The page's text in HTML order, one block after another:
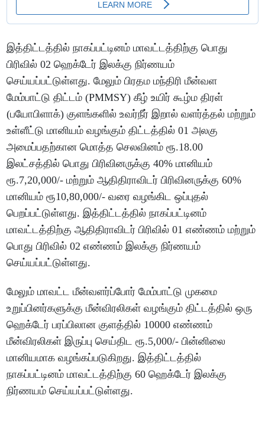
இத்திட்டத்தில் நாகப்பட்டினம் மாவட்டத்திற்கு பொது
பிரிவில் 02 ஹெக்டேர் இலக்கு நிர்ணயம்
செய்யப்பட்டுள்ளது. மேலும் பிரதம மந்திரி மீன்வள
மேம்பாட்டு திட்டம் (PMMSY) கீழ் உயிர் கூழ்ம திரள்
(பயோபிளாக்) குளங்களில் உவர்நீர் இறால் வளர்த்தல் மற்றும்
உள்ளீட்டு மானியம் வழங்கும் திட்டத்தில் 01 அலகு
அமைப்பதற்கான மொத்த செலவினம் ரூ.18.00
இலட்சத்தில் பொது பிரிவினருக்கு 40% மானியம்
ரூ.7,20,000/- மற்றும் ஆதிதிராவிடர் பிரிவினருக்கு 60%
மானியம் ரூ10,80,000/- வரை வழங்கிட ஒப்புதல்
பெறப்பட்டுள்ளது. இத்திட்டத்தில் நாகப்பட்டினம்
மாவட்டத்திற்கு ஆதிதிராவிடர் பிரிவில் 01 எண்ணம் மற்றும்
பொது பிரிவில் 02 எண்ணம் இலக்கு நிர்ணயம்
செய்யப்பட்டுள்ளது.
மேலும் மாவட்ட மீன்வளர்ப்போர் மேம்பாட்டு முகமை
உறுப்பினர்களுக்கு மீன்விரலிகள் வழங்கும் திட்டத்தில் ஒரு
ஹெக்டேர் பரப்பிலான குளத்தில் 10000 எண்ணம்
மீன்விரலிகள் இருப்பு செய்திட ரூ.5,000/- பின்னிலை
மானியமாக வழங்கப்படுகிறது. இத்திட்டத்தில்
நாகப்பட்டினம் மாவட்டத்திற்கு 60 ஹெக்டேர் இலக்கு
நிர்ணயம் செய்யப்பட்டுள்ளது.